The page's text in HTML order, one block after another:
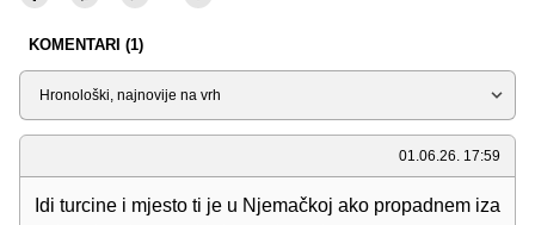
KOMENTARI (1)
Sortiraj
01.06.26. 17:59
Idi turcine i mjesto ti je u Njemačkoj ako propadnem iza